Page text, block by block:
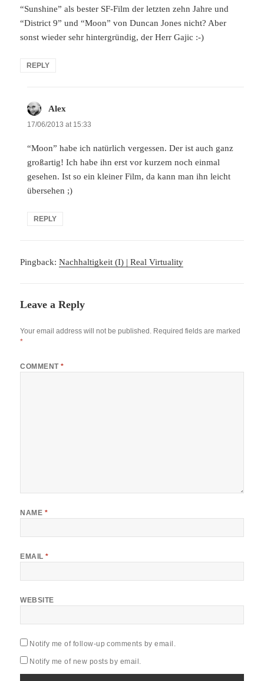
“Sunshine” als bester SF-Film der letzten zehn Jahre und
“District 9” und “Moon” von Duncan Jones nicht? Aber
sonst wieder sehr hintergründig, der Herr Gajic :-)
REPLY
Alex
17/06/2013 at 15:33
“Moon” habe ich natürlich vergessen. Der ist auch ganz
großartig! Ich habe ihn erst vor kurzem noch einmal
gesehen. Ist so ein kleiner Film, da kann man ihn leicht
übersehen ;)
REPLY
Pingback:Nachhaltigkeit (I) | Real Virtuality
Leave a Reply
Your email address will not be published. Required fields are marked
*
COMMENT*
NAME *
EMAIL*
WEBSITE
Notify me of follow-up comments by email.
Notify me of new posts by email.